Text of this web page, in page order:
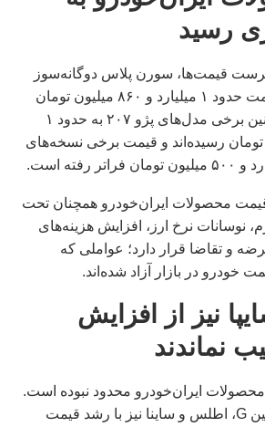
رسید
قیمت‌ها، سورن پلاس دوگانه‌سوز
EF7 مدل ۱۴۰۵ با قیمت حدود ۱ میلیارد و ۸۶۰ میلیون تومان
معامله می‌شود. همچنین برخی مدل‌های پژو ۲۰۷ به حدود ۱
۵۹۰ میلیون تومان رسیده‌اند و قیمت برخی نسخه‌های
محصولات ایران‌خودرو همچنان تحت
نوسانات نرخ ارز، افزایش هزینه‌های
و تقاضا قرار دارد؛ عواملی که
خودرو در بازار آزاد شده‌اند.
نیز از افزایش
نماندند
محصولات ایران‌خودرو محدود نبوده است.
خودروهایی مانند شاهین G، اطلس و ساینا نیز با رشد قیمت